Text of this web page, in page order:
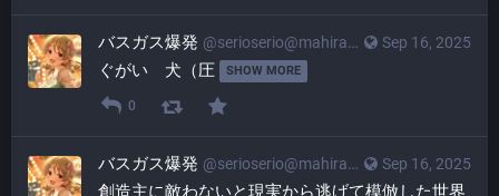
Sep 16, 2025
バスガス爆発 @serioserio@mahiradon.com
ぐがい　犬（圧 SHOW MORE
0
Sep 16, 2025
バスガス爆発 @serioserio@mahiradon.com
創造主に敵わないと現実から逃げて模倣した世界